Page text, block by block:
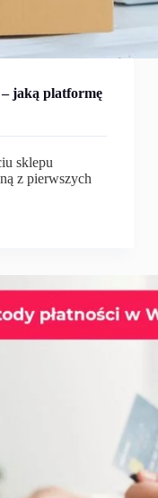
– jaką platformę
sklepu
z pierwszych